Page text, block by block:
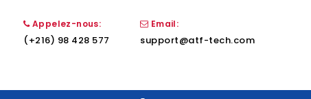
Appelez-nous:
(+216) 98 428 577
Email:
support@atf-tech.com